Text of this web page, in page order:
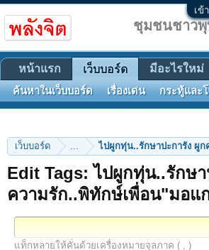
เข้
เว็บบอร์ด ... ไปผูกทุ่น..รักษาปะการัง ผู
Edit Tags: ไปผูกทุ่น..รักษา
ความรัก..พิทักษ์เพื่อน"มอแ
แท็กหลายให้คั่นด้วยเครื่องหมายจุลภาค ( , )
ชุมชนชาว
หน้าแรก เว็บบอร์ด
ค้นหาในเว็บบอร์ด เรื่องเด่น กระทู้และ
มีอะไรใหม่